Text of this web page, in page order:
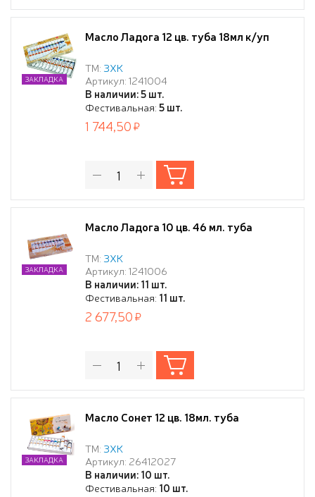
Масло Ладога 12 цв. туба 18мл к/уп
ТМ: ЗХК
Артикул: 1241004
В наличии: 5 шт.
Фестивальная:5 шт.
ЗАКЛАДКА
1 744,50
Масло Ладога 10 цв. 46 мл. туба
ТМ: ЗХК
Артикул: 1241006
В наличии: 11 шт.
Фестивальная: 11 шт.
ЗАКЛАДКА
2 677,50
Масло Сонет 12 цв. 18мл. туба
ТМ: ЗХК
Артикул: 26412027
В наличии: 10 шт.
Фестивальная: 10 шт.
ЗАКЛАДКА